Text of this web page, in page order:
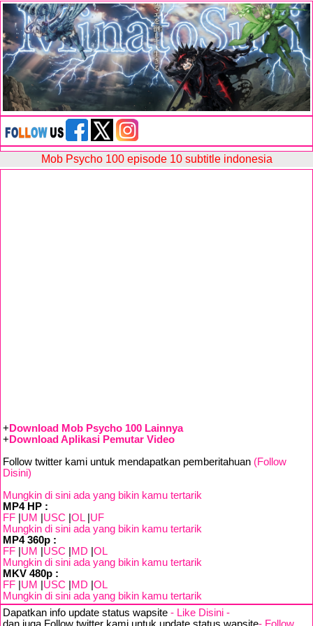
Mob Psycho 100 episode 10 subtitle indonesia
+ Download Mob Psycho 100 Lainnya
+ Download Aplikasi Pemutar Video
Follow twitter kami untuk mendapatkan pemberitahuan (Follow
Disini)
Mungkin di sini ada yang bikin kamu tertarik
MP4 HP :
FF UM USC OL| UF
Mungkin di sini ada yang bikin kamu tertarik
MP4 360p :
FF UM USC MD OL
Mungkin di sini ada yang bikin kamu tertarik
MKV 480p :
FF UM USC MD OL
Mungkin di sini ada yang bikin kamu tertarik
Dapatkan info update status wapsite - Like Disini -